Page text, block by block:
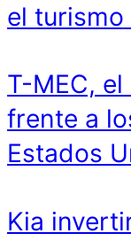
el turismo
T-MEC,
frente a
Estados
Kia